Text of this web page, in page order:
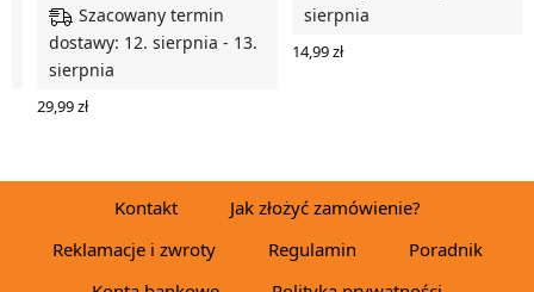
Szacowany termin
dostawy: 12. sierpnia - 13.
sierpnia
29,99zł
sierpnia
14,99zł
Kontakt
Jak złożyć zamówienie?
Reklamacje i zwroty
Regulamin
Poradnik